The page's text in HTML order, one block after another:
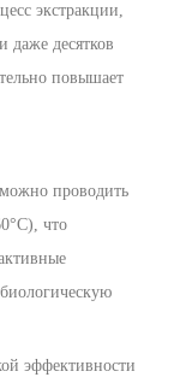
экстракции,
даже десятков
повышает
проводить
что
эффективности